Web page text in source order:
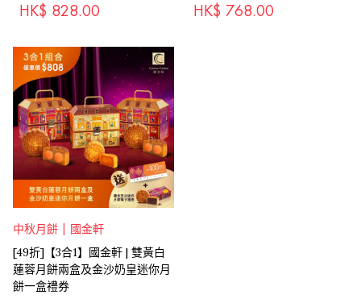
HK$ 828.00 HK$ 768.00
中秋月餅 | 國金軒
[49折]【3合1】國金軒 | 雙黃白
蓮蓉月餅兩盒及金沙奶皇迷你月
餅一盒禮券